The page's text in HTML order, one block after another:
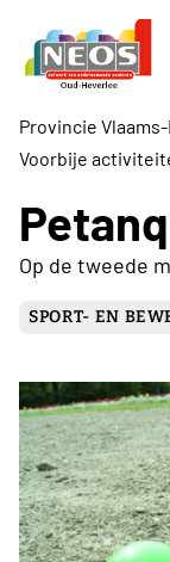
Provincie
Voorbije
Op de tweede
SPORT- EN